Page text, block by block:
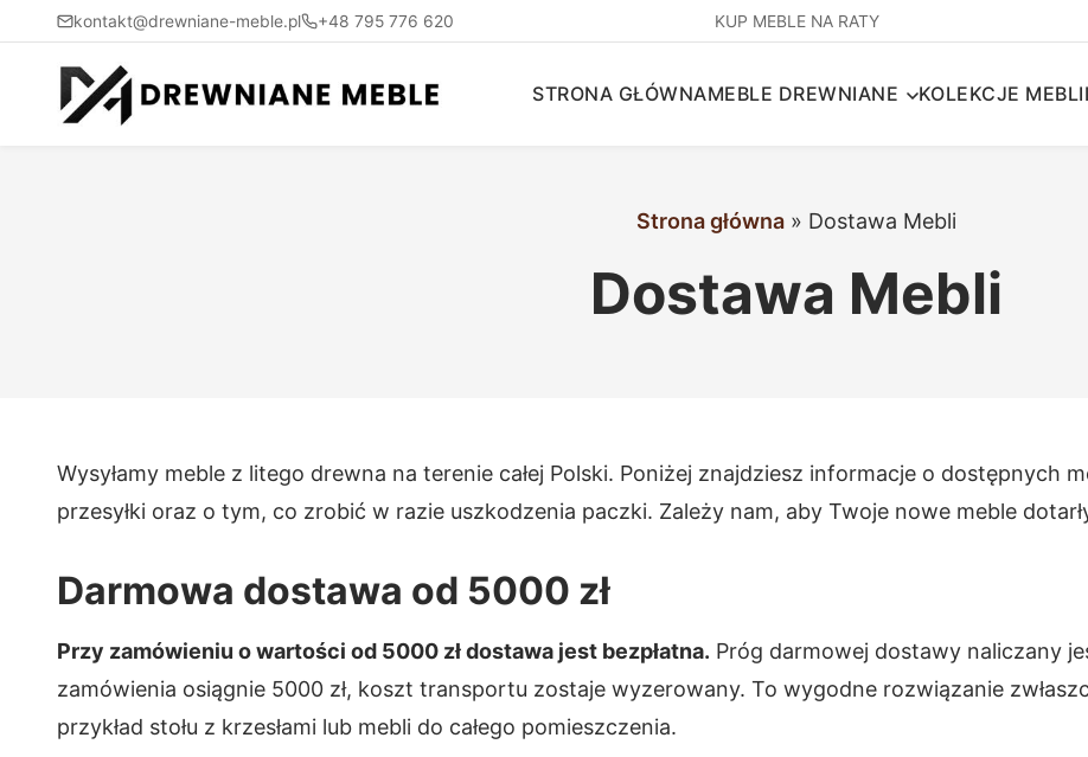
kontakt@drewniane-meble.pl +48 795 776 620 KUP MEBLE NA RATY
STRONA GŁÓWNAMEBLE DREWNIANE KOLEKCJE MEBLI
Strona główna » Dostawa Mebli
Dostawa Mebli
Wysyłamy meble z litego drewna na terenie całej Polski. Poniżej znajdziesz informacje o dostępnych
przesyłki oraz o tym, co zrobić w razie uszkodzenia paczki. Zależy nam, aby Twoje nowe meble
Darmowa dostawa od 5000 zł
Przy zamówieniu o wartości od 5000 zł dostawa jest bezpłatna. Próg darmowej dostawy naliczany
zamówienia osiągnie 5000 zł, koszt transportu zostaje wyzerowany. To wygodne rozwiązanie
przykład stołu z krzesłami lub mebli do całego pomieszczenia.